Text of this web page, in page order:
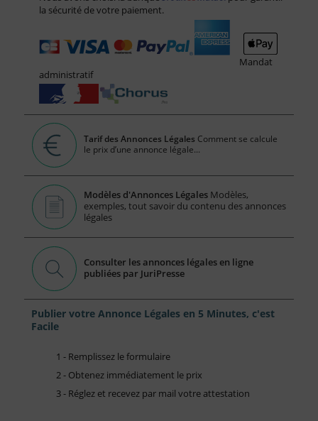
la sécurité de votre paiement.
Mandat
administratif
Tarif des Annonces Légales Comment se calcule
le prix d’une annonce légale...
Modèles d'Annonces Légales Modèles,
exemples, tout savoir du contenu des annonces
légales
Consulter les annonces légales en ligne
publiées par JuriPresse
Publier votre Annonce Légales en 5 Minutes, c'est
Facile
1 - Remplissez le formulaire
2 - Obtenez immédiatement le prix
3 - Réglez et recevez par mail votre attestation